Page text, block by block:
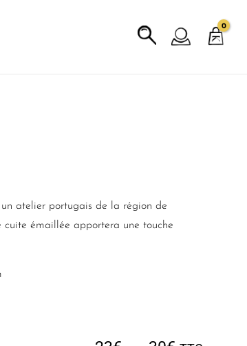
atelier portugais de la région de
cuite émaillée apportera une touche